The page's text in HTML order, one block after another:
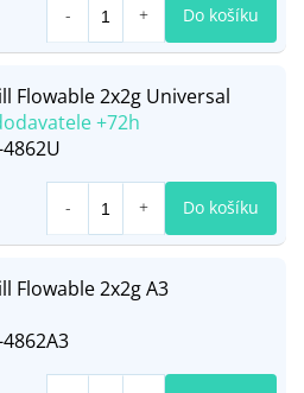
Do košíku
Flowable 2x2g Universal
+72h
Do košíku
Flowable 2x2g A3